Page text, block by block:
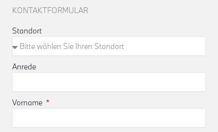
KONTAKTFORMULAR
Standort
Anrede
Vorname